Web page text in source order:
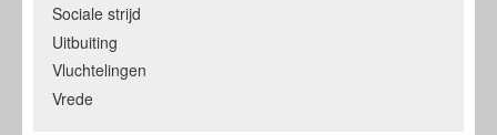
Sociale strijd
Uitbuiting
Vluchtelingen
Vrede